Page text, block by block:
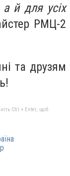
й для усіх
РМЦ-2
та друзям
Ctrl + Enter, щоб